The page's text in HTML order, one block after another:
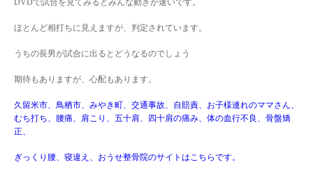
DVDで試合を見てみるとみんな動きが速いです。
ほとんど相打ちに見えますが、判定されています。
うちの長男が試合に出るとどうなるのでしょう
期待もありますが、心配もあります。
久留米市、鳥栖市、みやき町、交通事故、自賠責、お子様連れのママさん、
むち打ち、腰痛、肩こり、五十肩、四十肩の痛み、体の血行不良、骨盤矯
正、
ぎっくり腰、寝違え、おうせ整骨院のサイトはこちらです。